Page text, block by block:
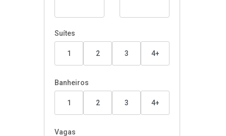
Suítes
1 2 3 4+
Banheiros
1 2 3 4+
Vagas